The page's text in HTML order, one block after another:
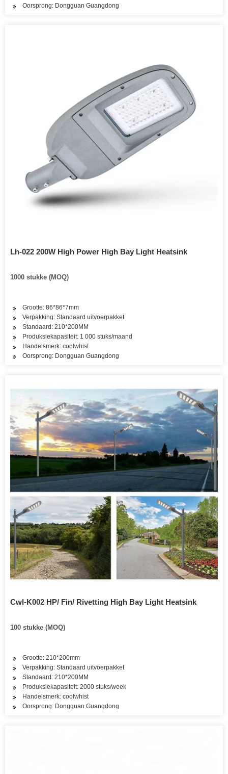
Oorsprong: Dongguan Guangdong
Lh-022 200W High Power High Bay Light Heatsink
1000 stukke (MOQ)
Grootte: 86*86*7mm
Verpakking: Standaard uitvoerpakket
Standaard: 210*200MM
Produksiekapasiteit: 1 000 stuks/maand
Handelsmerk: coolwhist
Oorsprong: Dongguan Guangdong
Cwl-K002 HP/ Fin/ Rivetting High Bay Light Heatsink
100 stukke (MOQ)
Grootte: 210*200mm
Verpakking: Standaard uitvoerpakket
Standaard: 210*200MM
Produksiekapasiteit: 2000 stuks/week
Handelsmerk: coolwhist
Oorsprong: Dongguan Guangdong